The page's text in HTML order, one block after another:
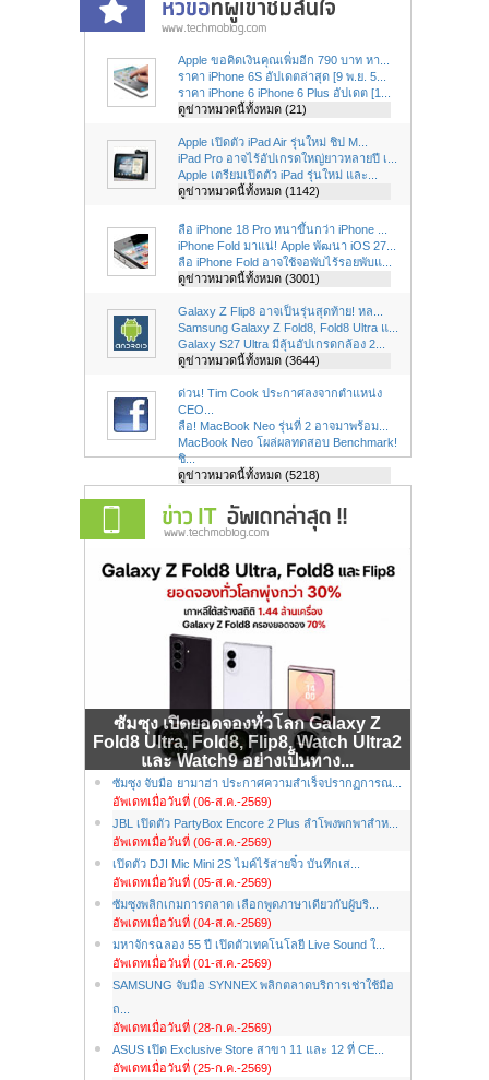
Apple ขอคิดเงินคุณเพิ่มอีก 790 บาท หา...
ราคา iPhone 6S อัปเดตล่าสุด [9 พ.ย. 5...
ราคา iPhone 6 iPhone 6 Plus อัปเดต [1...
ดูข่าวหมวดนี้ทั้งหมด (21)
Apple เปิดตัว iPad Air รุ่นใหม่ ชิป M...
iPad Pro อาจไร้อัปเกรดใหญ่ยาวหลายปี เ...
Apple เตรียมเปิดตัว iPad รุ่นใหม่ และ...
ดูข่าวหมวดนี้ทั้งหมด (1142)
ลือ iPhone 18 Pro หนาขึ้นกว่า iPhone ...
iPhone Fold มาแน่! Apple พัฒนา iOS 27...
ลือ iPhone Fold อาจใช้จอพับไร้รอยพับแ...
ดูข่าวหมวดนี้ทั้งหมด (3001)
Galaxy Z Flip8 อาจเป็นรุ่นสุดท้าย! หล...
Samsung Galaxy Z Fold8, Fold8 Ultra แ...
Galaxy S27 Ultra มีลุ้นอัปเกรดกล้อง 2...
ดูข่าวหมวดนี้ทั้งหมด (3644)
ด่วน! Tim Cook ประกาศลงจากตำแหน่ง
CEO...
ลือ! MacBook Neo รุ่นที่ 2 อาจมาพร้อม...
MacBook Neo โผล่ผลทดสอบ Benchmark!
ชิ...
ดูข่าวหมวดนี้ทั้งหมด (5218)
ซัมซุง เปิดยอดจองทั่วโลก Galaxy Z
Fold8 Ultra, Fold8, Flip8, Watch Ultra2
และ Watch9 อย่างเป็นทาง...
ซัมซุง จับมือ ยามาฮ่า ประกาศความสำเร็จปรากฏการณ...
อัพเดทเมื่อวันที่ (06-ส.ค.-2569)
JBL เปิดตัว PartyBox Encore 2 Plus ลำโพงพกพาสำห...
อัพเดทเมื่อวันที่ (06-ส.ค.-2569)
เปิดตัว DJI Mic Mini 2S ไมค์ไร้สายจิ๋ว บันทึกเส...
อัพเดทเมื่อวันที่ (05-ส.ค.-2569)
ซัมซุงพลิกเกมการตลาด เลือกพูดภาษาเดียวกับผู้บริ...
อัพเดทเมื่อวันที่ (04-ส.ค.-2569)
มหาจักรฉลอง 55 ปี เปิดตัวเทคโนโลยี Live Sound ใ...
อัพเดทเมื่อวันที่ (01-ส.ค.-2569)
SAMSUNG จับมือ SYNNEX พลิกตลาดบริการเช่าใช้มือ
ถ...
อัพเดทเมื่อวันที่ (28-ก.ค.-2569)
ASUS เปิด Exclusive Store สาขา 11 และ 12 ที่ CE...
อัพเดทเมื่อวันที่ (25-ก.ค.-2569)